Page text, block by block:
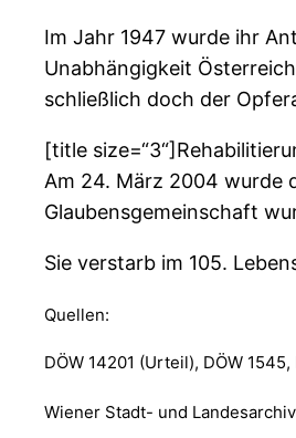
Im Jahr 1947 wurde ihr
Unabhängigkeit
schließlich doch der
[title
Am 24. März 2004 wurde
Glaubensgemeinschaft
Sie verstarb im 105.
Quellen:
DÖW 14201 (Urteil), DÖW 1545,
Wiener Stadt- und